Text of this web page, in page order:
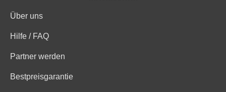
Über uns
Hilfe / FAQ
Partner werden
Bestpreisgarantie